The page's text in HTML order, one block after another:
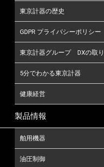
東京計器の歴史
GDPR プライバシーポリシー
東京計器グループ DXの取
5分でわかる東京計器
健康経営
製品情報
舶用機器
油圧制御